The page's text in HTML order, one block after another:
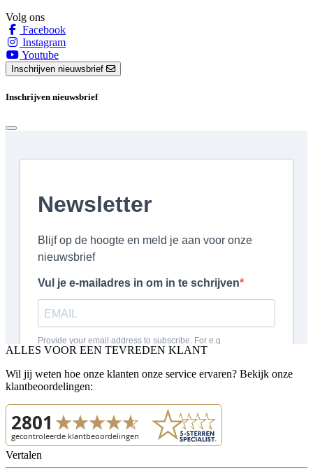
Volg ons
Facebook
Instagram
Youtube
Inschrijven nieuwsbrief
Inschrijven nieuwsbrief
ALLES VOOR EEN TEVREDEN KLANT
Wil jij weten hoe onze klanten onze service ervaren? Bekijk onze
klantbeoordelingen:
Vertalen